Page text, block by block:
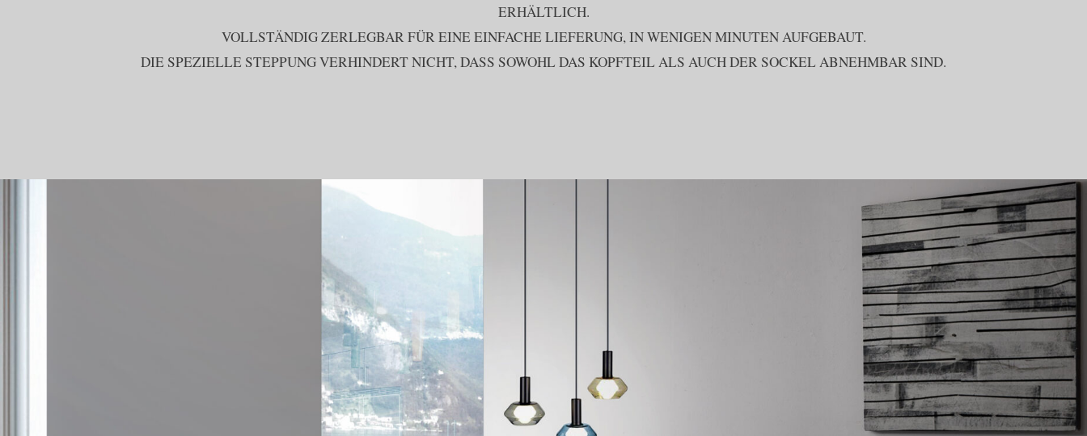
ERHÄLTLICH.
VOLLSTÄNDIG ZERLEGBAR FÜR EINE EINFACHE LIEFERUNG, IN WENIGEN MINUTEN AUFGEBAUT.
DIE SPEZIELLE STEPPUNG VERHINDERT NICHT, DASS SOWOHL DAS KOPFTEIL ALS AUCH DER SOCKEL ABNEHMBAR SIND.